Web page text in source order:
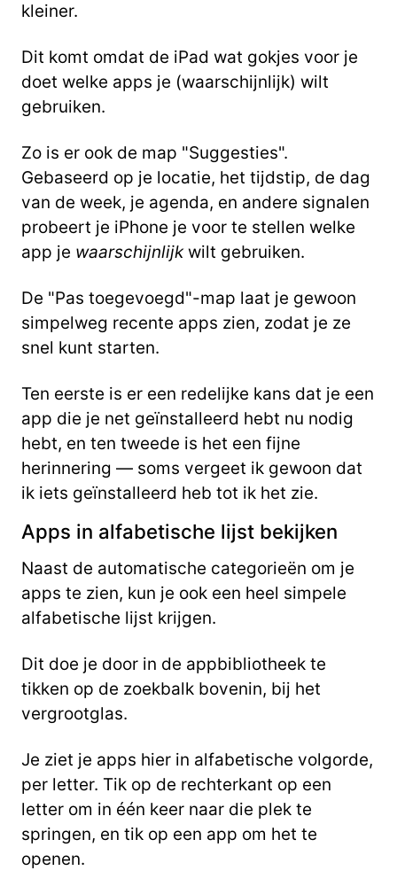
kleiner.
Dit komt omdat de iPad wat gokjes voor je
doet welke apps je (waarschijnlijk) wilt
gebruiken.
Zo is er ook de map "Suggesties".
Gebaseerd op je locatie, het tijdstip, de dag
van de week, je agenda, en andere signalen
probeert je iPhone je voor te stellen welke
app je waarschijnlijkwilt gebruiken.
De "Pas toegevoegd"-map laat je gewoon
simpelweg recente apps zien, zodat je ze
snel kunt starten.
Ten eerste is er een redelijke kans dat je een
app die je net geïnstalleerd hebt nu nodig
hebt, en ten tweede is het een fijne
herinnering — soms vergeet ik gewoon dat
ik iets geïnstalleerd heb tot ik het zie.
Apps in alfabetische lijst bekijken
Naast de automatische categorieën om je
apps te zien, kun je ook een heel simpele
alfabetische lijst krijgen.
Dit doe je door in de appbibliotheek te
tikken op de zoekbalk bovenin, bij het
vergrootglas.
Je ziet je apps hier in alfabetische volgorde,
per letter. Tik op de rechterkant op een
letter om in één keer naar die plek te
springen, en tik op een app om het te
openen.